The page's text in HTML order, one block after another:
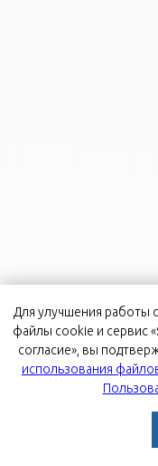
Для улучшения работы
файлы cookie и сервис
согласие», вы
использования